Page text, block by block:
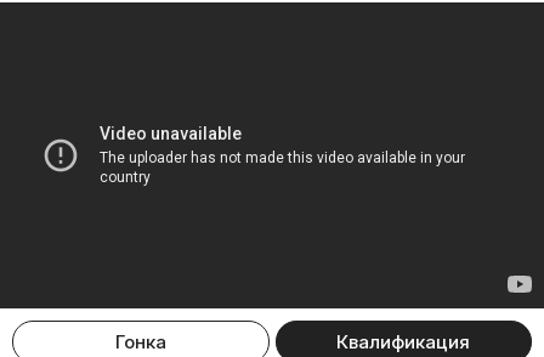
Гонка Квалификация